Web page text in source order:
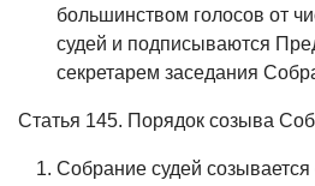
большинством голосов от
судей и подписываются
секретарем заседания
Статья 145. Порядок созыва
Собрание судей созывается